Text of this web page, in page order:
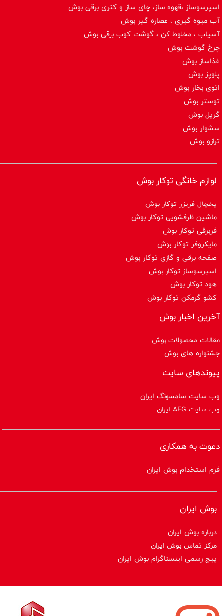
اسپرسوساز ،قهوه ساز، چای ساز و کتری برقی بوش
آب میوه گیری ، عصاره گیر بوش
آسیاب ، مخلوط کن ، گوشت کوب برقی بوش
چرخ گوشت بوش
غذاساز بوش
پلوپز بوش
اتوی بخار بوش
توستر بوش
گریل بوش
سشوار بوش
ترازو بوش
لوازم خانگی توکار بوش
یخچال فریزر توکار بوش
ماشین ظرفشویی توکار بوش
فربرقی توکار بوش
مایکروفر توکار بوش
صفحه برقی و گازی توکار بوش
اسپرسوساز توكار بوش
هود توکار بوش
کشو گرمکن توکار بوش
آخرین اخبار بوش
مقالات محصولات بوش
جشنواره های بوش
پیوندهای سایت
وب سایت سامسونگ ایران
وب سایت AEG ایران
دعوت به همکاری
فرم استخدام بوش ایران
بوش ایران
درباره بوش ایران
مرکز تماس بوش ایران
پیج رسمی اینستاگرام بوش ایران